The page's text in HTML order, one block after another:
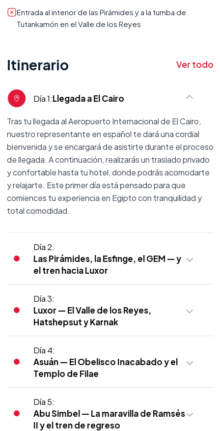
Entrada al interior de las Pirámides y a la tumba de
Tutankamón en el Valle de los Reyes
Itinerario Ver todo
Día 1:Llegada a El Cairo
Tras tu llegada al Aeropuerto Internacional de El Cairo,
nuestro representante en español te dará una cordial
bienvenida y se encargará de asistirte durante el proceso
de llegada. A continuación, realizarás un traslado privado
y confortable hasta tu hotel, donde podrás acomodarte
y relajarte. Este primer día está pensado para que
comiences tu experiencia en Egipto con tranquilidad y
total comodidad.
Día 2:
Las Pirámides, la Esfinge, el GEM — y
el tren hacia Luxor
Día 3:
Luxor — El Valle de los Reyes,
Hatshepsut y Karnak
Día 4:
Asuán — El Obelisco Inacabado y el
Templo de Filae
Día 5:
Abu Simbel — La maravilla de Ramsés
II y el tren de regreso